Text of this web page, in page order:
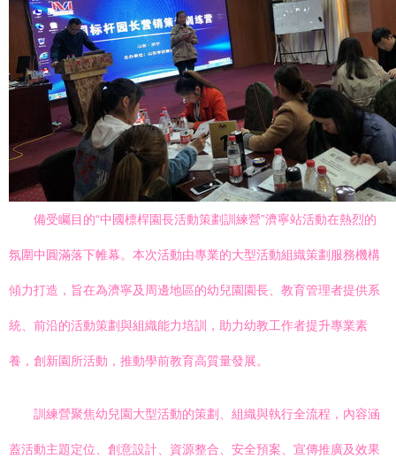
備受矚目的“中國標桿園長活動策劃訓練營”濟寧站活動在熱烈的
氛圍中圓滿落下帷幕。本次活動由專業的大型活動組織策劃服務機構
傾力打造，旨在為濟寧及周邊地區的幼兒園園長、教育管理者提供系
統、前沿的活動策劃與組織能力培訓，助力幼教工作者提升專業素
養，創新園所活動，推動學前教育高質量發展。
訓練營聚焦幼兒園大型活動的策劃、組織與執行全流程，內容涵
蓋活動主題定位、創意設計、資源整合、安全預案、宣傳推廣及效果